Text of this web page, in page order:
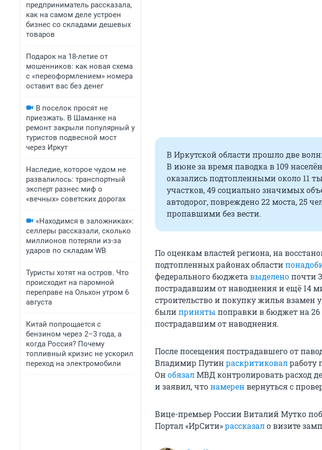
предприниматель рассказала,
как на самом деле устроен
бизнес со складами дешевых
товаров
Подарок на 18-летие от
мошенников: как новая схема
с «переоформлением» номера
оставит вас без денег
В поселок просят не
приезжать. В Шаманке на
ремонт закрыли популярный у
туристов подвесной мост
через Иркут
Наследие, которое чудом не
развалилось: транспортный
эксперт разнес миф о
«вечных» советских дорогах
«Находимся в заложниках»:
селлеры рассказали, сколько
миллионов потеряли из-за
ударов по складам WB
Туристы хотят на остров. Что
происходит на паромной
переправе на Ольхон утром 6
августа
Китай попрощается с
бензином через 2–3 года, а
когда Россия? Почему
топливный кризис не ускорил
переход на электромобили
В Иркутской области прошло две
В июне за время паводка в 109
оказались подтопленными около 11
участков, 49 социально значимых
автодорог, повреждено 22 моста, 25
пропавшими без вести.
По оценкам властей региона, на
подтопленных районах области
федерального бюджета выделенопочти
пострадавшим от наводнения и ещё 14
строительство и покупку жилья
былиприняты поправки в бюджет на
пострадавшим от наводнения.
После посещения пострадавшего от
Владимир Путинраскритиковалработу
ОнобязалМВД контролировать расход
и заявил, чтонамеренвернуться с
Вице-премьер России Виталий Мутко
Портал «ИрСити»рассказало визите